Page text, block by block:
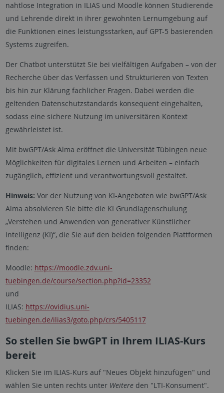
nahtlose Integration in ILIAS und Moodle können Studierende
und Lehrende direkt in ihrer gewohnten Lernumgebung auf
die Funktionen eines leistungsstarken, auf GPT-5 basierenden
Systems zugreifen.
Der Chatbot unterstützt Sie bei vielfältigen Aufgaben – von der
Recherche über das Verfassen und Strukturieren von Texten
bis hin zur Klärung fachlicher Fragen. Dabei werden die
geltenden Datenschutzstandards konsequent eingehalten,
sodass eine sichere Nutzung im universitären Kontext
gewährleistet ist.
Mit bwGPT/Ask Alma eröffnet die Universität Tübingen neue
Möglichkeiten für digitales Lernen und Arbeiten – einfach
zugänglich, effizient und verantwortungsvoll gestaltet.
Hinweis: Vor der Nutzung von KI-Angeboten wie bwGPT/Ask
Alma absolvieren Sie bitte die KI Grundlagenschulung
„Verstehen und Anwenden von generativer Künstlicher
Intelligenz (KI)“, die Sie auf den beiden folgenden Plattformen
finden:
Moodle: https://moodle.zdv.uni-
tuebingen.de/course/section.php?id=23352
und
ILIAS: https://ovidius.uni-
tuebingen.de/ilias3/goto.php/crs/5405117
So stellen Sie bwGPT in Ihrem ILIAS-Kurs
bereit
Klicken Sie im ILIAS-Kurs auf "Neues Objekt hinzufügen" und
wählen Sie unten rechts unter Weitere den "LTI-Konsument".